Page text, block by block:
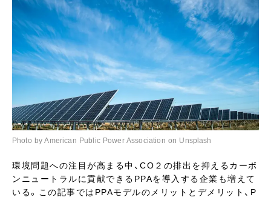
Photo by American Public Power Association on Unsplash
環境問題への注目が高まる中、CO２の排出を抑えるカーボ
ンニュートラルに貢献できるPPAを導入する企業も増えて
いる。この記事ではPPAモデルのメリットとデメリット、P